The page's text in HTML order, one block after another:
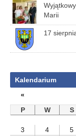
Marii
17
Kalendarium
«
P
W S
3
4 5